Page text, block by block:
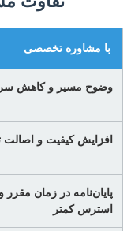
با مشاوره تخصصی
وضوح مسیر و کاهش
افزایش کیفیت و اصالت
پایان‌نامه در زمان مقرر و
استرس کمتر